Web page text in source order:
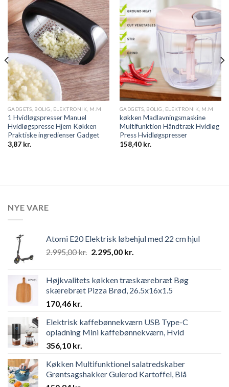
Add to
wishlist
GADGETS, BOLIG, ELEKTRONIK, M.M
1 Hvidløgspresser Manuel
Hvidløgspresse Hjem Køkken
Praktiske ingredienser Gadget
3,87 kr.
Add to
wishlist
GADGETS, BOLIG, ELEKTRONIK, M.M
køkken Madlavningsmaskine
Multifunktion Håndtræk Hvidløg
Press Hvidløgspresser
158,40 kr.
NYE VARE
Atomi E20 Elektrisk løbehjul med 22 cm hjul
2.995,00kr. Original
2.995,00 kr..
2.295,00 kr.
2.295,00 kr..
Højkvalitets køkken træskærebræt Bøg
skærebræt Pizza Brød, 26.5x16x1.5
170,46 kr.
Elektrisk kaffebønnekværn USB Type-C
opladning Mini kaffebønnekværn, Hvid
356,10 kr.
Køkken Multifunktionel salatredskaber
Grøntsagshakker Gulerod Kartoffel, Blå